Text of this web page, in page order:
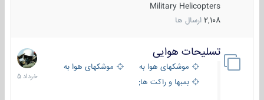
Military Helicopters
2,108 ارسال ها
تسلیحات هوایی
موشکهای هوا به هوا
موشکهای هوا به سطح
بمبها و راکت های هوایی
30
خرداد
1405